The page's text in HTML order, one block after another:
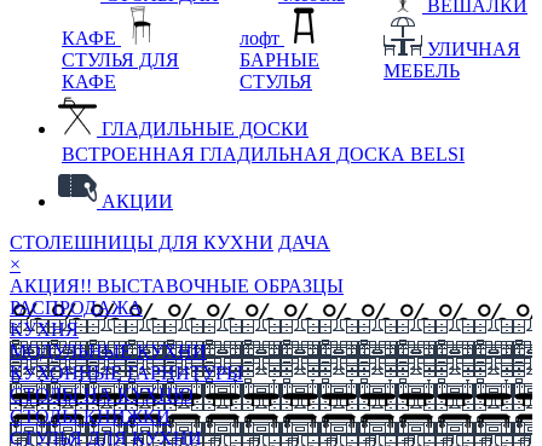
КАФЕ
СТУЛЬЯ ДЛЯ
КАФЕ
лофт
БАРНЫЕ
СТУЛЬЯ
ВЕШАЛКИ
УЛИЧНАЯ
МЕБЕЛЬ
ГЛАДИЛЬНЫЕ ДОСКИ
ВСТРОЕННАЯ ГЛАДИЛЬНАЯ ДОСКА BELSI
АКЦИИ
СТОЛЕШНИЦЫ ДЛЯ КУХНИ ДАЧА
×
АКЦИЯ!! ВЫСТАВОЧНЫЕ ОБРАЗЦЫ
РАСПРОДАЖА
КУХНЯ
МОДУЛЬНЫЕ КУХНИ
КУХОННЫЕ ГАРНИТУРЫ
СТОЛЫ НА КУХНЮ
СТОЛЫ КНИЖКИ
СТУЛЬЯ ДЛЯ КУХНИ